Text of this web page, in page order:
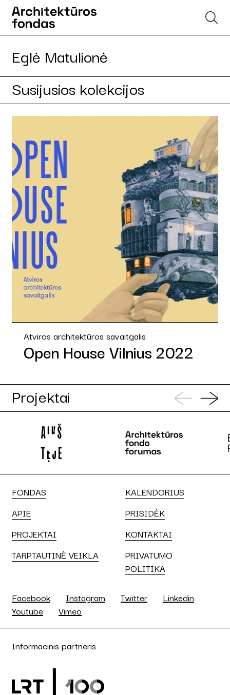
Eglė Matulionė
Susijusios kolekcijos
Atviros architektūros savaitgalis
Open House Vilnius 2022
Projektai
FONDAS
APIE
PROJEKTAI
TARPTAUTINĖ VEIKLA
KALENDORIUS
PRISIDĖK
KONTAKTAI
PRIVATUMO
POLITIKA
Facebook Instagram Twitter
Linkedin
Youtube
Vimeo
Informacinis partneris